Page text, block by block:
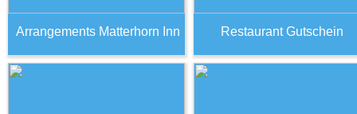
Arrangements Matterhorn Inn Restaurant Gutschein